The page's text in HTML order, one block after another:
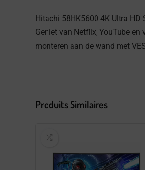
Hitachi 58HK5600 4K Ultra
Geniet van Netflix, YouTube
monteren aan de wand met
Produits Similaires